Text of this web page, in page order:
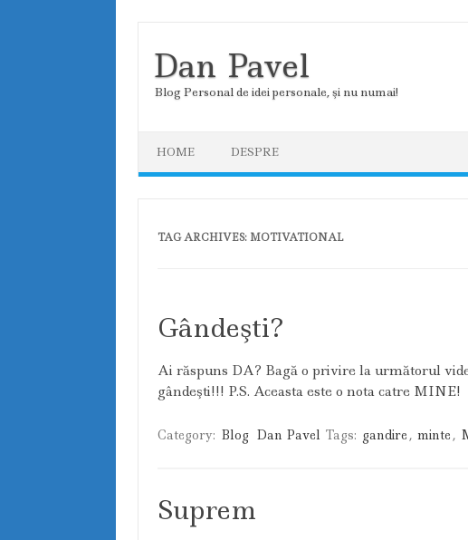
Dan Pavel
Blog Personal de idei personale, şi nu numai!
HOME DESPRE
TAG ARCHIVES:MOTIVATIONAL
Gândeşti?
Ai răspuns DA? Bagă o privire la următorul
gândeşti!!! P.S. Aceasta este o nota catre MINE!
Category: Blog Dan Pavel Tags: gandire , minte ,
Suprem